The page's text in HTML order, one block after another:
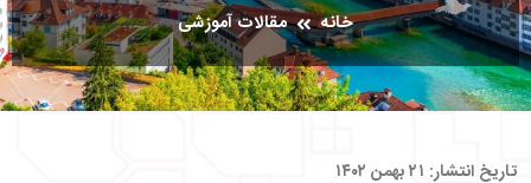
خانه مقالات آموزشی
تاریخ انتشار: ۲۱ بهمن ۱۴۰۲